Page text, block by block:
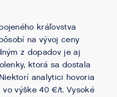
kráľovstva
na vývoj ceny
z dopadov je aj
ktorá sa dostala
analytici hovoria
výške 40 €/t. Vysoké